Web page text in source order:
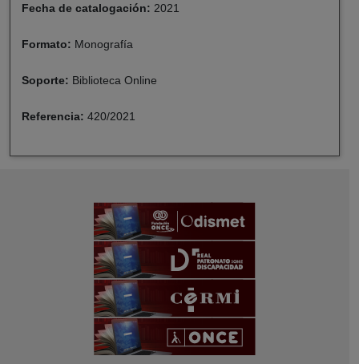
Fecha de catalogación: 2021
Formato: Monografía
Soporte: Biblioteca Online
Referencia: 420/2021